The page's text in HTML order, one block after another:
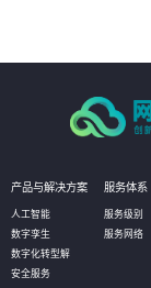
产品与解决方案
人工智能
数字孪生
数字化转型解
安全服务
服务体系
服务级别
服务网络